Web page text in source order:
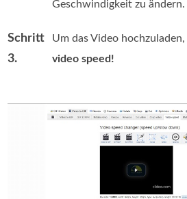
Geschwindigkeit zu ändern.
Schritt
3.
Um das Video
video speed!